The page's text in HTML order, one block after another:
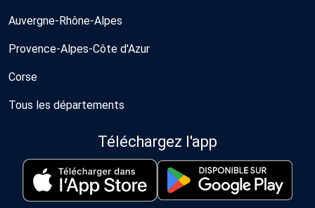
Auvergne-Rhône-Alpes
Provence-Alpes-Côte d'Azur
Corse
Tous les départements
Téléchargez l'app